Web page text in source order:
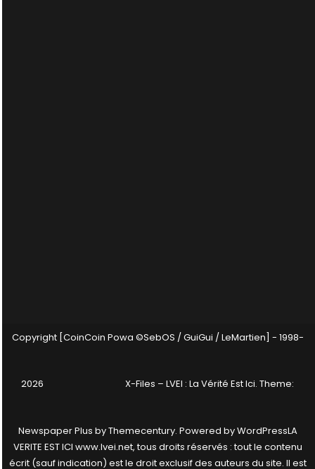
Copyright [CoinCoin Powa ©SebOS / GuiGui / LeMartien] - 1998-
2026 X-Files – LVEI : La Vérité Est Ici. Theme:
Newspaper Plus byThemecentury. Powered byWordPressLA
VERITE EST ICI www.lvei.net, tous droits réservés : tout le contenu
écrit (sauf indication) est le droit exclusif des auteurs du site. Il est